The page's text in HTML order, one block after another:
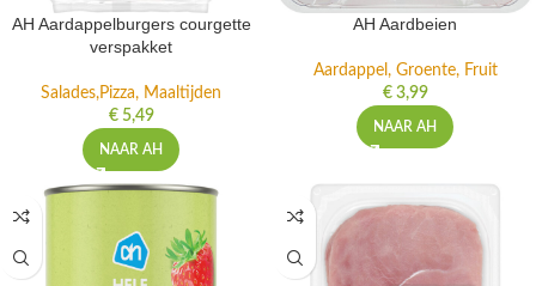
AH Aardappelburgers courgette
verspakket
Salades,Pizza, Maaltijden
€5,49
NAAR AH
AH Aardbeien
Aardappel, Groente, Fruit
€3,99
NAAR AH